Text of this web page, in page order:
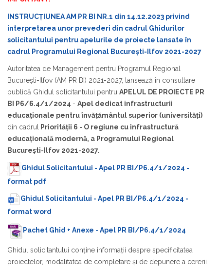
INSTRUCȚIUNEA AM PR BI NR.1 din 14.12.2023 privind
interpretarea unor prevederi din cadrul Ghidurilor
solicitantului pentru apelurile de proiecte lansate în
cadrul Programului Regional București-Ilfov 2021-2027
Autoritatea de Management pentru Programul Regional
București-Ilfov (AM PR BI) 2021-2027, lansează în consultare
publică Ghidul solicitantului pentru APELUL DE PROIECTE PR
BI P6/6.4/1/2024 - Apel dedicat infrastructurii
educaționale pentru învățământul superior (universități)
din cadrul
Priorității 6 - O regiune cu infrastructură
educațională modernă, a Programului Regional
București-Ilfov 2021-2027.
Ghidul Solicitantului - Apel PR BI/P6.4/1/2024 -
format pdf
Ghidul Solicitantului - Apel PR BI/P6.4/1/2024 -
format word
Pachet Ghid + Anexe - Apel PR BI/P6.4/1/2024
Ghidul solicitantului conţine informaţii despre specificitatea
proiectelor, modalitatea de completare şi de depunere a cererii